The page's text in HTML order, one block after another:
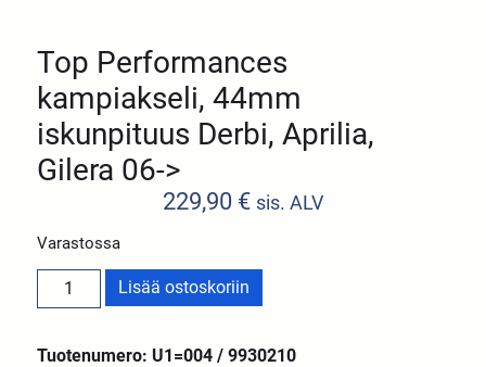
Top Performances
kampiakseli, 44mm
iskunpituus Derbi, Aprilia,
Gilera 06->
229,90 € sis. ALV
Varastossa
Lisää ostoskoriin
Tuotenumero: U1=004 / 9930210